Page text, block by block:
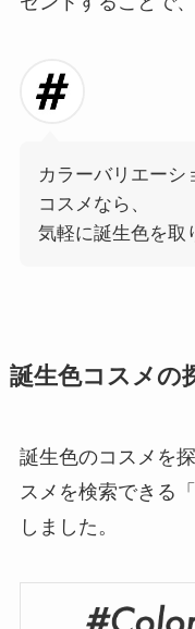
カラーバリエーシ
コスメなら、
気軽に誕生色を取
誕生色コスメの
誕生色のコスメを
スメを検索できる「
しました。